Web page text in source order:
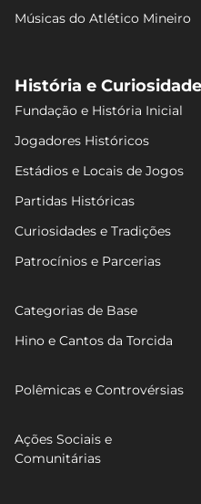
Músicas do Atlético Mineiro
História e
Fundação e História Inicial
Jogadores Históricos
Estádios e Locais de Jogos
Partidas Históricas
Curiosidades e Tradições
Patrocínios e Parcerias
Categorias de Base
Hino e Cantos da Torcida
Polêmicas e Controvérsias
Ações Sociais e
Comunitárias